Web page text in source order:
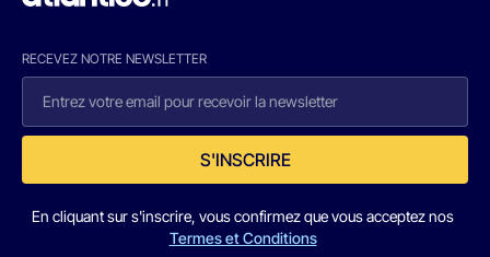
RECEVEZ NOTRE NEWSLETTER
S'INSCRIRE
En cliquant sur s'inscrire, vous confirmez que vous acceptez nos
Termes et Conditions